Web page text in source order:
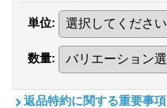
単位:
数量:
返品特約に関する重要事項